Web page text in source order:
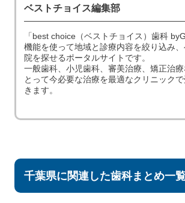
ベストチョイス編集部
「best choice（ベストチョイス）歯科
機能を使って地域と診療内容を絞り込み
院を探せるポータルサイトです。
一般歯科、小児歯科、審美治療、矯正治
とって今必要な治療を最適なクリニック
きます。
千葉県に関連した歯科まとめ一